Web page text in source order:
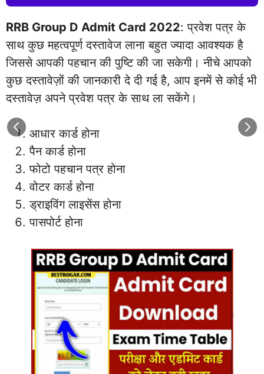
RRB Group D Admit Card 2022: प्रवेश पत्र के
साथ कुछ महत्वपूर्ण दस्तावेज लाना बहुत ज्यादा आवश्यक है
जिससे आपकी पहचान की पुष्टि की जा सकेगी। नीचे आपको
कुछ दस्तावेज़ों की जानकारी दे दी गई है, आप इनमें से कोई भी
दस्तावेज़ अपने प्रवेश पत्र के साथ ला सकेंगे।
आधार कार्ड होना
पैन कार्ड होना
फोटो पहचान पत्र होना
वोटर कार्ड होना
ड्राइविंग लाइसेंस होना
पासपोर्ट होना